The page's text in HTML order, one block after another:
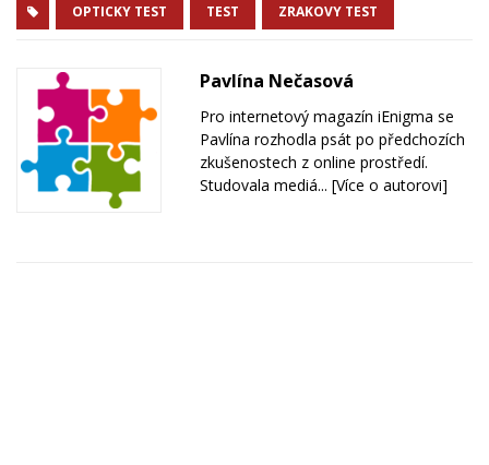
OPTICKY TEST TEST ZRAKOVY TEST
Pavlína Nečasová
Pro internetový magazín iEnigma se
Pavlína rozhodla psát po předchozích
zkušenostech z online prostředí.
Studovala mediá... [Více o autorovi]